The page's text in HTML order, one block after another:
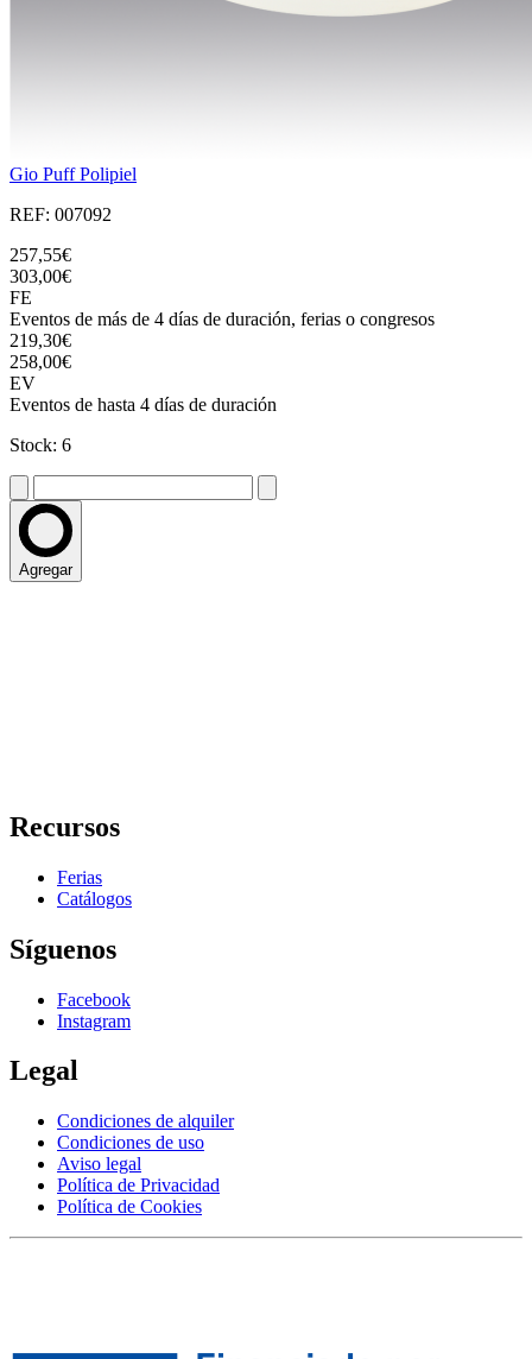
Gio Puff Polipiel
REF: 007092
257,55€
303,00€
FE
Eventos de más de 4 días de duración, ferias o congresos
219,30€
258,00€
EV
Eventos de hasta 4 días de duración
Stock: 6
Agregar
Recursos
Ferias
Catálogos
Síguenos
Facebook
Instagram
Legal
Condiciones de alquiler
Condiciones de uso
Aviso legal
Política de Privacidad
Política de Cookies